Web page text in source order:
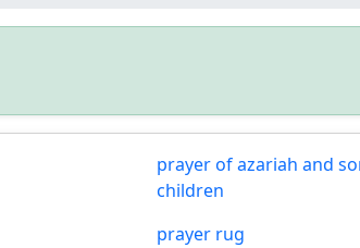
prayer of azariah and
children
prayer rug